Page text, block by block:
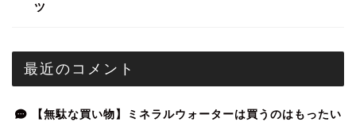
ツ
最近のコメント
【無駄な買い物】ミネラルウォーターは買うのはもったい